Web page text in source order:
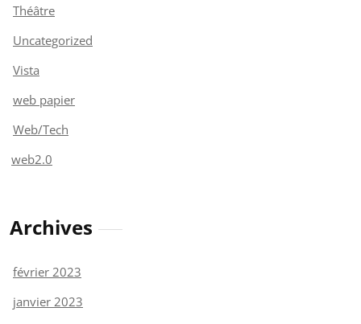
Théâtre
Uncategorized
Vista
web papier
Web/Tech
web2.0
Archives
février 2023
janvier 2023